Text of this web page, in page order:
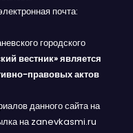
почта:
городского
вестник» является
правовых актов
данного сайта на
на zanevkasmi.ru